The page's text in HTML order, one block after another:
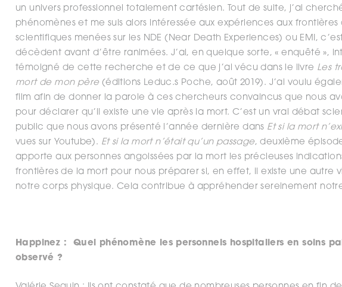
un univers professionnel totalement cartésien. Tout de suite, j’ai
phénomènes et me suis alors intéressée aux expériences aux
scientifiques menées sur les NDE (Near Death Experiences) ou EMI,
décèdent avant d’être ranimées. J’ai, en quelque sorte, « enquêté »,
témoigné de cette recherche et de ce que j’ai vécu dans le livre Les
mort de mon père (éditions Leduc.s Poche, août 2019). J’ai voulu
film afin de donner la parole à ces chercheurs convaincus que nous
pour déclarer qu’il existe une vie après la mort. C’est un vrai débat
public que nous avons présenté l’année dernière dans Et si la mort
vues sur Youtube). Et si la mort n’était qu’un passage, deuxième
apporte aux personnes angoissées par la mort les précieuses
frontières de la mort pour nous préparer si, en effet, il existe une autre
notre corps physique. Cela contribue à appréhender sereinement
Happinez : Quel phénomène les personnels hospitaliers en soins
observé ?